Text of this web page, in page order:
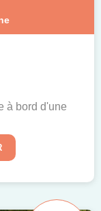
à bord d'une